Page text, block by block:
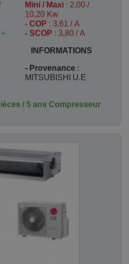
Mini / Maxi : 2,00 /
10,20 Kw
- COP : 3,61 / A
- SCOP : 3,80 / A
INFORMATIONS
- Provenance :
MITSUBISHI U.E
/ 5 ans Compresseur